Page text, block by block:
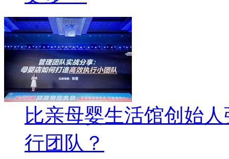
比亲母婴生活馆创始
行团队？